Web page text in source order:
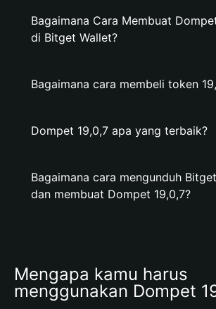
Bagaimana Cara Membuat
di Bitget Wallet?
Bagaimana cara membeli token
Dompet 19,0,7 apa yang terbaik?
Bagaimana cara mengunduh
dan membuat Dompet 19,0,7?
Mengapa kamu harus
menggunakan Dompet